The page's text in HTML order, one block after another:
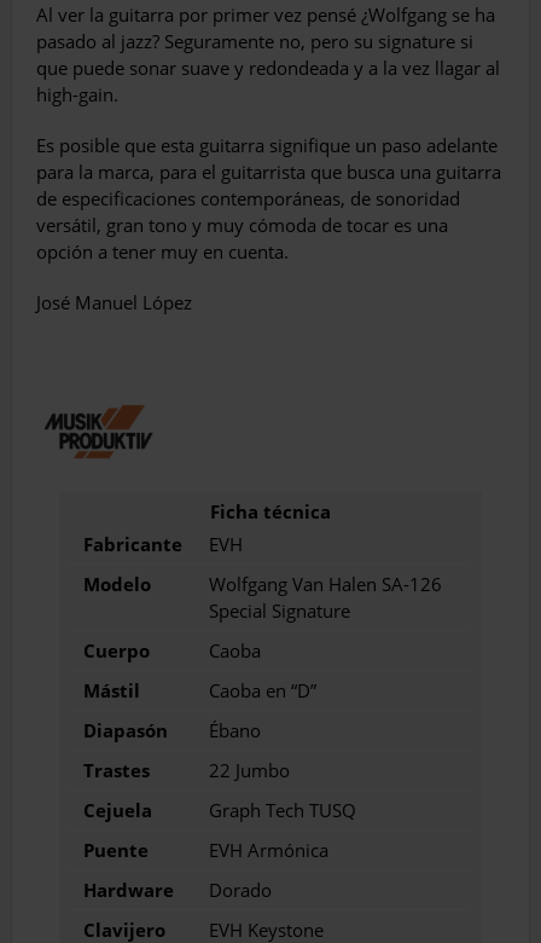
Al ver la guitarra por primer vez pensé ¿Wolfgang se ha
pasado al jazz? Seguramente no, pero su signature si
que puede sonar suave y redondeada y a la vez llagar al
high-gain.
Es posible que esta guitarra signifique un paso adelante
para la marca, para el guitarrista que busca una guitarra
de especificaciones contemporáneas, de sonoridad
versátil, gran tono y muy cómoda de tocar es una
opción a tener muy en cuenta.
José Manuel López
Fabricante
EVH
Modelo
Wolfgang Van Halen SA-126
Special Signature
Cuerpo
Caoba
Mástil
Caoba en “D”
Diapasón
Ébano
Trastes
22 Jumbo
Cejuela
Graph Tech TUSQ
Puente
EVH Armónica
Hardware
Dorado
Clavijero
EVH Keystone